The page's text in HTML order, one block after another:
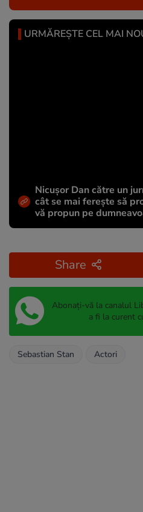
URMĂREȘTE CEL MAI
Nicușor Dan către un
cât se mai ferește să
vă propun pe
Share
Abonați-vă la canalul
a fi la curent
Sebastian Stan Actori